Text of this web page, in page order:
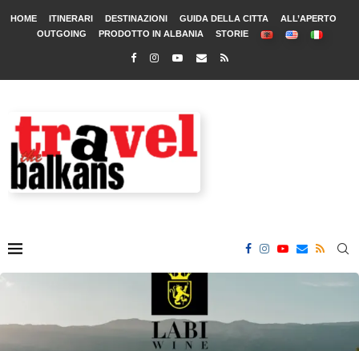
HOME ITINERARI DESTINAZIONI GUIDA DELLA CITTA
ALL’APERTO
OUTGOING
PRODOTTO IN ALBANIA STORIE